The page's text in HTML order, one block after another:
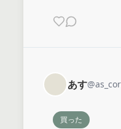
あす@
買った